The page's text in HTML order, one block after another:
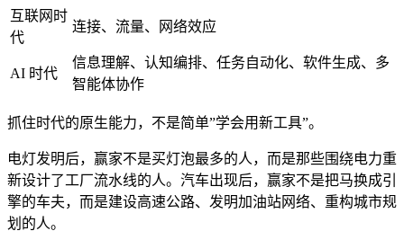
互联网时
代
连接、流量、网络效应
AI 时代
信息理解、认知编排、任务自动化、软件生成、多
智能体协作
抓住时代的原生能力，不是简单”学会用新工具”。
电灯发明后，赢家不是买灯泡最多的人，而是那些围绕电力重
新设计了工厂流水线的人。汽车出现后，赢家不是把马换成引
擎的车夫，而是建设高速公路、发明加油站网络、重构城市规
划的人。